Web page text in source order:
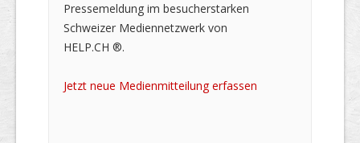
Pressemeldung im besucherstarken
Schweizer Mediennetzwerk von
HELP.CH ®.
Jetzt neue Medienmitteilung erfassen